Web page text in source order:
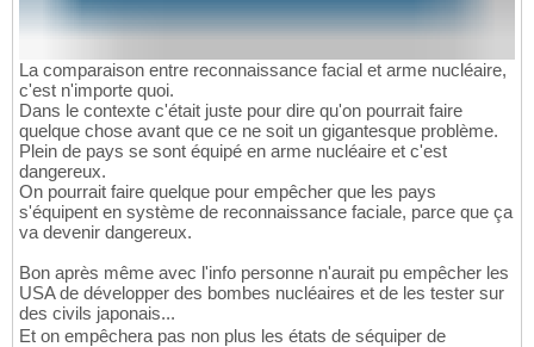
La comparaison entre reconnaissance facial et arme nucléaire,
c'est n'importe quoi.
Dans le contexte c'était juste pour dire qu'on pourrait faire
quelque chose avant que ce ne soit un gigantesque problème.
Plein de pays se sont équipé en arme nucléaire et c'est
dangereux.
On pourrait faire quelque pour empêcher que les pays
s'équipent en système de reconnaissance faciale, parce que ça
va devenir dangereux.
Bon après même avec l'info personne n'aurait pu empêcher les
USA de développer des bombes nucléaires et de les tester sur
des civils japonais...
Et on empêchera pas non plus les états de séquiper de